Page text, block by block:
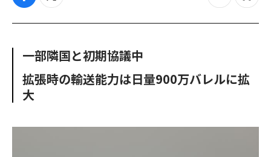
c
o
k
i
t
e
o
o
一部隣国と初期協議中
拡張時の輸送能力は日量900万バレルに拡
大